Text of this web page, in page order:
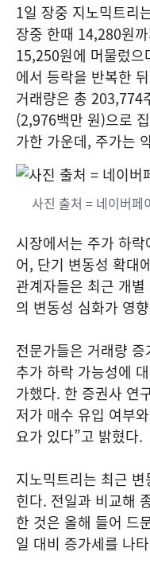
1일 장중 지노믹트리
장중 한때 14,280원
15,250원에 머물렀
에서 등락을 반복한
거래량은 총 203,774
(2,976백만 원)으로
가한 가운데, 주가는
사진 출처 = 네이버페
시장에서는 주가 하
어, 단기 변동성 확대
관계자들은 최근 개
의 변동성 심화가 영
전문가들은 거래량
추가 하락 가능성에
가했다. 한 증권사 연
저가 매수 유입 여부
요가 있다”고 밝혔다.
지노믹트리는 최근
힌다. 전일과 비교해
한 것은 올해 들어 드
일 대비 증가세를 나